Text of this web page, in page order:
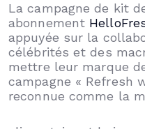
La campagne de kit
abonnement
appuyée sur la
célébrités et des
mettre leur marque
campagne « Refresh
reconnue comme la